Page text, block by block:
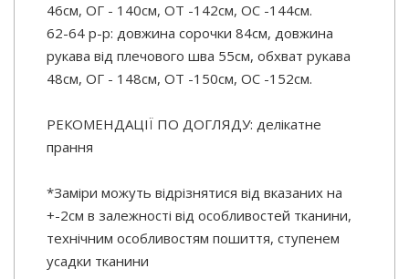
46см, ОГ - 140см, ОТ -142см, OC -144см.
62-64 р-р: довжина сорочки 84см, довжина
рукава від плечового шва 55см, обхват рукава
48см, ОГ - 148см, ОТ -150см, OC -152см.
РЕКОМЕНДАЦІЇ ПО ДОГЛЯДУ: делікатне
прання
*Заміри можуть відрізнятися від вказаних на
+-2см в залежності від особливостей тканини,
технічним особливостям пошиття, ступенем
усадки тканини